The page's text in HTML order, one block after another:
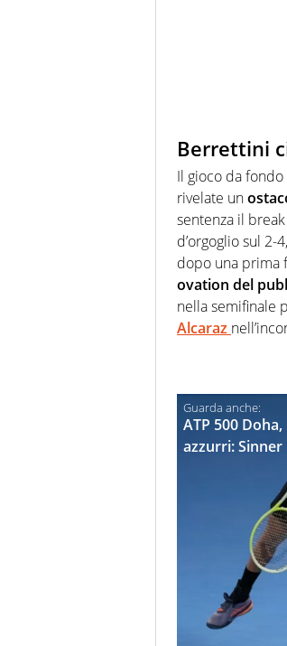
Berrettini
Il gioco da
rivelate un
sentenza il
d’orgoglio sul 2-
dopo una prima
ovation del
nella semifinale
Alcaraz
ATP 500
azzurri: